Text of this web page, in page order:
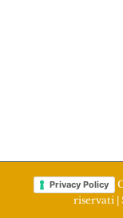
Privacy Policy
riservati |